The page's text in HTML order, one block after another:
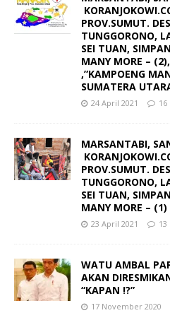
PROV.SUMUT.
TUNGGORONO,
SEI TUAN,
MANY MORE –
,”KAMPOENG
SUMATERA
24 April 2021 16
MARSANTABI,
PROV.SUMUT.
TUNGGORONO,
SEI TUAN,
MANY MORE – (1)
23 April 2021 13
WATU AMBAL
AKAN
“KAPAN !?”
17 November 2020